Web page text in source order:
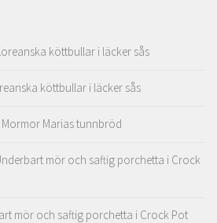
köttbullar i läcker sås
köttbullar i läcker sås
Mormor Marias tunnbröd
mör och saftig porchetta i Crock
mör och saftig porchetta i Crock Pot